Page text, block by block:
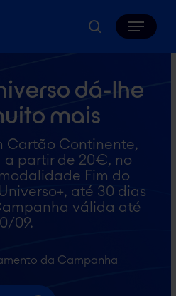
search
Menu
dá-lhe
mais
Cartão Continente,
a partir de 20€, no
Fim do
até 30 dias
válida até
09.
da Campanha